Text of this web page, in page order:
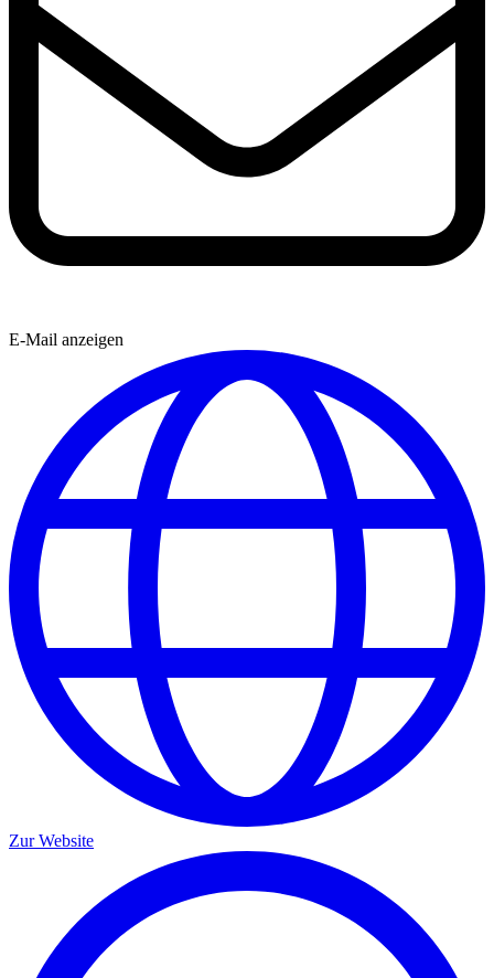
E-Mail anzeigen
Zur Website